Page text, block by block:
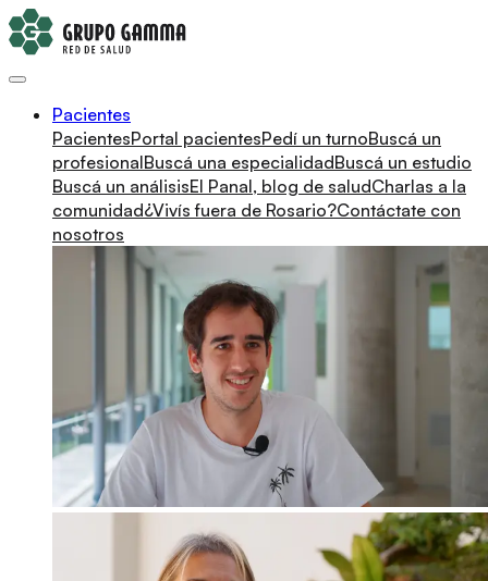
Pacientes
PacientesPortal pacientesPedí un turnoBuscá un
profesionalBuscá una especialidadBuscá un estudio
Buscá un análisisEl Panal, blog de saludCharlas a la
comunidad¿Vivís fuera de Rosario?Contáctate con
nosotros